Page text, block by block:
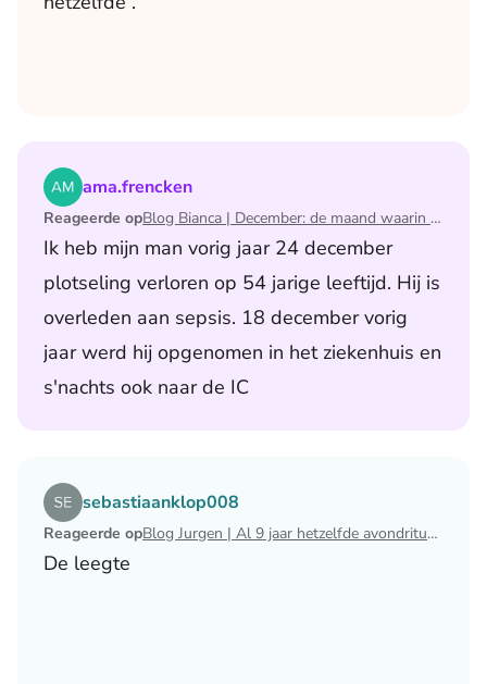
ama.frencken
Reageerde op Blog Bianca | December: de maand waarin ik mijn man verloor
Ik heb mijn man vorig jaar 24 december
plotseling verloren op 54 jarige leeftijd. Hij is
overleden aan sepsis. 18 december vorig
jaar werd hij opgenomen in het ziekenhuis en
s'nachts ook naar de IC
Lees het artikel Blog Bianca | December: de maand
sebastiaanklop008
Reageerde op Blog Jurgen | Al 9 jaar hetzelfde avondritueel
De leegte
Lees het artikel Blog Jurgen | Al 9 jaar hetzelfde